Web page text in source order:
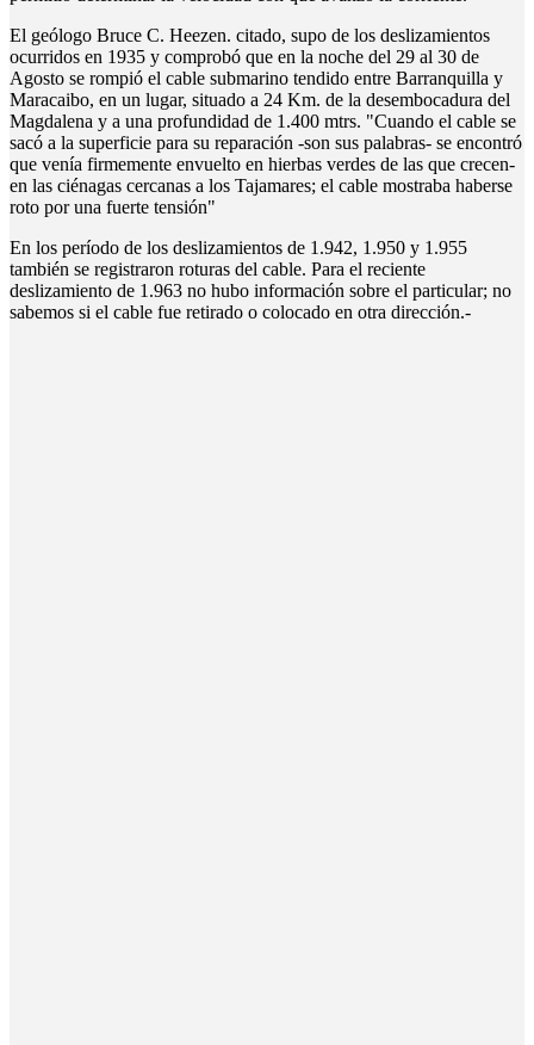
El geólogo Bruce C. Heezen. citado, supo de los deslizamientos
ocurridos en 1935 y comprobó que en la noche del 29 al 30 de
Agosto se rompió el cable submarino tendido entre Barranquilla y
Maracaibo, en un lugar, situado a 24 Km. de la desembocadura del
Magdalena y a una profundidad de 1.400 mtrs. "Cuando el cable se
sacó a la superficie para su reparación -son sus palabras- se encontró
que venía firmemente envuelto en hierbas verdes de las que crecen-
en las ciénagas cercanas a los Tajamares; el cable mostraba haberse
roto por una fuerte tensión"
En los período de los deslizamientos de 1.942, 1.950 y 1.955
también se registraron roturas del cable. Para el reciente
deslizamiento de 1.963 no hubo información sobre el particular; no
sabemos si el cable fue retirado o colocado en otra dirección.-